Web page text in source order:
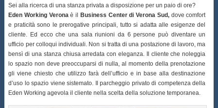
Sei alla ricerca di una stanza privata a disposizione per un paio di ore?
Eden Working Veronaè il Business Center di Verona Sud,dove comfort
e praticità sono le prerogative principali, tutto si adatta alle esigenze del
cliente. Ed ecco che una sala riunioni da 6 persone può diventare un
ufficio per colloqui individuali. Non si tratta di una postazione di lavoro, ma
bensì di una stanza chiusa arredata con eleganza. Il cliente che noleggia
lo spazio non deve preoccuparsi di nulla, al momento della prenotazione
gli viene chiesto che utilizzo farà dell’ufficio e in base alla destinazione
d’uso lo spazio viene sistemato. Il parcheggio privato di competenza della
Eden Working agevola il cliente nella scelta della soluzione temporanea.